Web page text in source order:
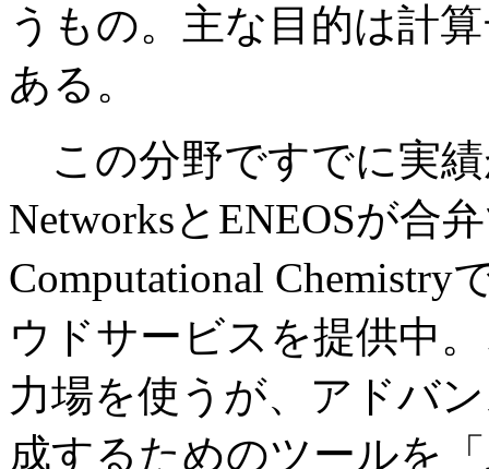
うもの。主な目的は計
ある。
この分野ですでに実績
NetworksとENEOSが合
Computational
ウドサービスを提供中
力場を使うが、アドバ
成するためのツールを